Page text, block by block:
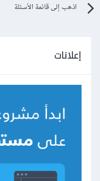
اذهب إلى قائمة الأسئلة
إعلانات